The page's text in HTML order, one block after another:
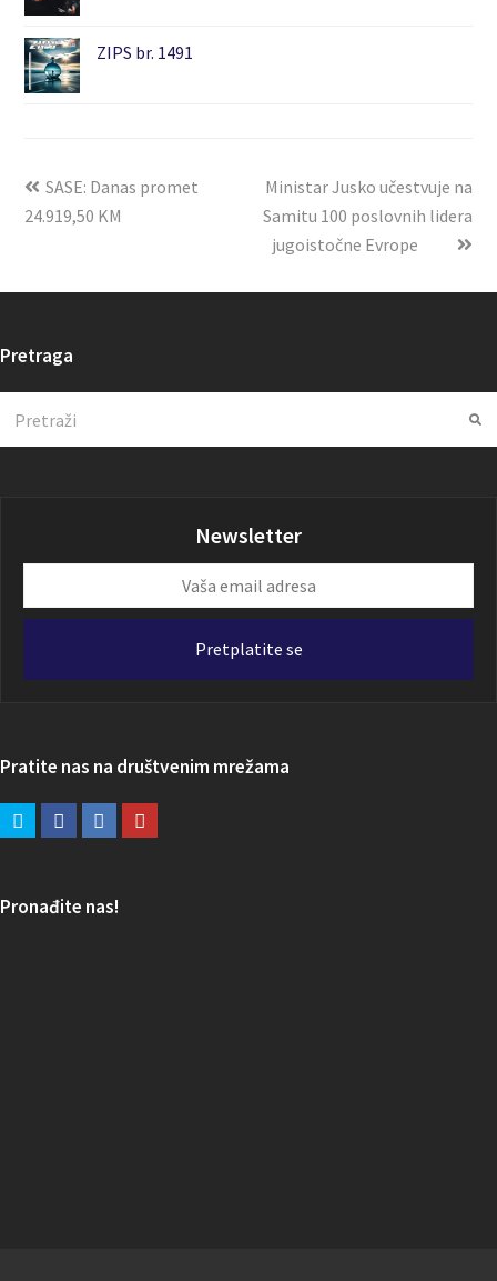
ZIPS br. 1491
SASE: Danas promet
24.919,50 KM
Ministar Jusko učestvuje na
Samitu 100 poslovnih lidera
jugoistočne Evrope
Pretraga
Newsletter
email
Pretplatite se
Pratite nas na društvenim mrežama
Pronađite nas!